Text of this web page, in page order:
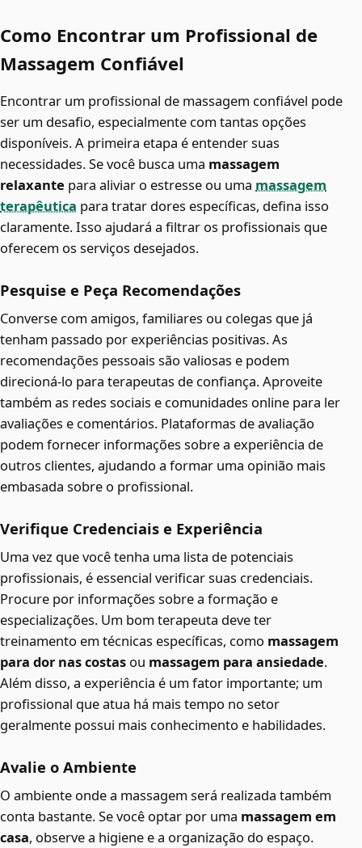
Como Encontrar um Profissional de
Massagem Confiável
Encontrar um profissional de massagem confiável pode
ser um desafio, especialmente com tantas opções
disponíveis. A primeira etapa é entender suas
necessidades. Se você busca uma massagem
relaxante para aliviar o estresse ou uma massagem
terapêutica para tratar dores específicas, defina isso
claramente. Isso ajudará a filtrar os profissionais que
oferecem os serviços desejados.
Pesquise e Peça Recomendações
Converse com amigos, familiares ou colegas que já
tenham passado por experiências positivas. As
recomendações pessoais são valiosas e podem
direcioná-lo para terapeutas de confiança. Aproveite
também as redes sociais e comunidades online para ler
avaliações e comentários. Plataformas de avaliação
podem fornecer informações sobre a experiência de
outros clientes, ajudando a formar uma opinião mais
embasada sobre o profissional.
Verifique Credenciais e Experiência
Uma vez que você tenha uma lista de potenciais
profissionais, é essencial verificar suas credenciais.
Procure por informações sobre a formação e
especializações. Um bom terapeuta deve ter
treinamento em técnicas específicas, como massagem
para dor nas costas ou massagem para ansiedade.
Além disso, a experiência é um fator importante; um
profissional que atua há mais tempo no setor
geralmente possui mais conhecimento e habilidades.
Avalie o Ambiente
O ambiente onde a massagem será realizada também
conta bastante. Se você optar por uma massagem em
casa, observe a higiene e a organização do espaço.